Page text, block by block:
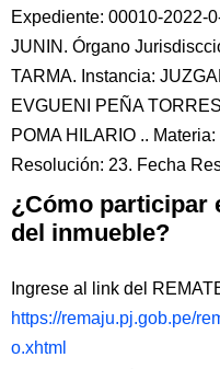
Expediente: 00010-2022-
JUNIN. Órgano
TARMA. Instancia:
EVGUENI PEÑA
POMA HILARIO ..
Resolución: 23. Fecha
¿Cómo participar
del inmueble?
Ingrese al link del
https://remaju.pj.gob.pe/
o.xhtml